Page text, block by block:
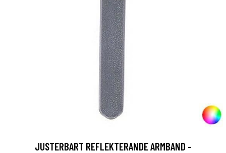
JUSTERBART REFLEKTERANDE ARMBAND -